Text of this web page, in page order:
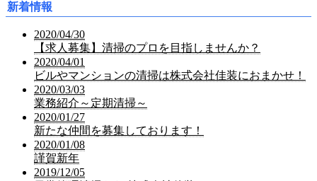
新着情報
2020/04/30
【求人募集】清掃のプロを目指しませんか？
2020/04/01
ビルやマンションの清掃は株式会社佳装におまかせ！
2020/03/03
業務紹介～定期清掃～
2020/01/27
新たな仲間を募集しております！
2020/01/08
謹賀新年
2019/12/05